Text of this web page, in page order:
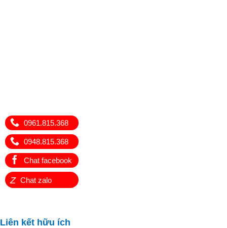
0961.815.368
0948.815.368
Chat facebook
Z Chat zalo
Liên kết hữu ích